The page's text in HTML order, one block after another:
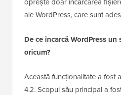
ale WordPress, care sunt
De ce încarcă WordPress
oricum?
Această funcționalitate a fost
4.2. Scopul său principal a